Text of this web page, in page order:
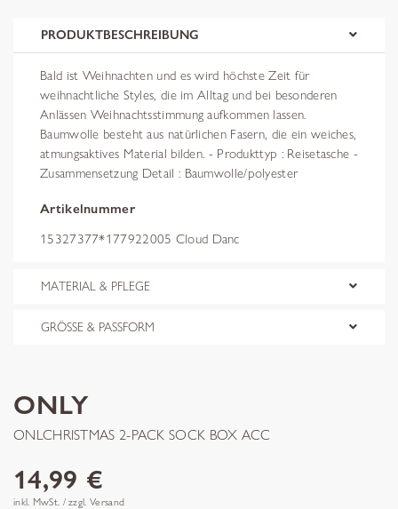
PRODUKTBESCHREIBUNG
Bald ist Weihnachten und es wird höchste Zeit für
weihnachtliche Styles, die im Alltag und bei besonderen
Anlässen Weihnachtsstimmung aufkommen lassen.
Baumwolle besteht aus natürlichen Fasern, die ein weiches,
atmungsaktives Material bilden. - Produkttyp : Reisetasche -
Zusammensetzung Detail : Baumwolle/polyester
Artikelnummer
15327377*177922005 Cloud Danc
MATERIAL & PFLEGE
GRÖSSE & PASSFORM
ONLY
ONLCHRISTMAS 2-PACK SOCK BOX ACC
14,99 €
inkl. MwSt. / zzgl. Versand